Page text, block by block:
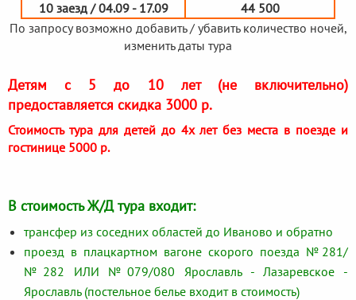
10 заезд / 04.09 - 17.09
44 500
По запросу возможно добавить / убавить количество ночей,
изменить даты тура
Детям с 5 до 10 лет (не включительно)
предоставляется скидка 3000 р.
Стоимость тура для детей до 4х лет без места в поезде и
гостинице 5000 р.
В стоимость Ж/Д тура входит:
трансфер из соседних областей до Иваново и обратно
проезд в плацкартном вагоне скорого поезда №281/
№282 ИЛИ №079/080 Ярославль - Лазаревское -
Ярославль (постельное белье входит в стоимость)